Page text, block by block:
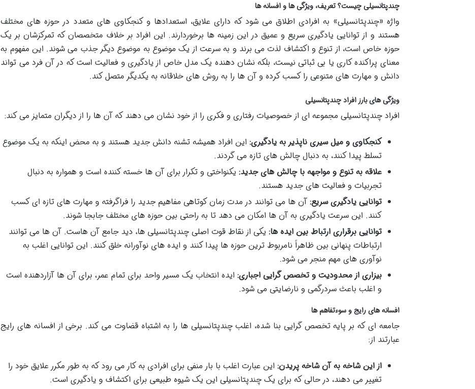
چندپتانسیلی چیست؟ تعریف، ویژگی ها و افسانه ها
واژه «چندپتانسیلی» به افرادی اطلاق می شود که دارای علایق، استعدادها و کنجکاوی های متعدد در حوزه های مختلف
هستند و از توانایی یادگیری سریع و عمیق در این زمینه ها برخوردارند. این افراد بر خلاف متخصصان که تمرکزشان بر یک
حوزه خاص است، از تنوع و اکتشاف لذت می برند و به سرعت از یک موضوع به موضوع دیگر جذب می شوند. این مفهوم به
معنای پراکنده کاری یا بی ثباتی نیست، بلکه نشان دهنده یک مدل خاص از یادگیری و فعالیت است که در آن فرد می تواند
دانش و مهارت های متنوعی را کسب کرده و آن ها را به روش های خلاقانه به یکدیگر متصل کند.
ویژگی های بارز افراد چندپتانسیلی
افراد چندپتانسیلی مجموعه ای از خصوصیات رفتاری و فکری را از خود نشان می دهند که آن ها را از دیگران متمایز می کند:
کنجکاوی و میل سیری ناپذیر به یادگیری: این افراد همیشه تشنه دانش جدید هستند و به محض اینکه به یک موضوع
تسلط پیدا کنند، به دنبال چالش های تازه می گردند.
علاقه به تنوع و مواجهه با چالش های جدید: یکنواختی و تکرار برای آن ها خسته کننده است و همواره به دنبال
تجربیات و فعالیت های جدید هستند.
توانایی یادگیری سریع: آن ها می توانند در مدت زمان کوتاهی مفاهیم جدید را فراگرفته و مهارت های تازه ای کسب
کنند. این سرعت یادگیری به آن ها امکان می دهد تا به راحتی بین حوزه های مختلف جابجا شوند.
توانایی برقراری ارتباط بین ایده ها: یکی از نقاط قوت اصلی چندپتانسیلی ها، دید جامع آن هاست. آن ها می توانند
ارتباطات پنهانی بین ظاهراً نامربوط ترین حوزه ها پیدا کنند و ایده های نوآورانه خلق کنند. این توانایی اغلب به
نوآوری های مهم منجر می شود.
بیزاری از محدودیت و تخصص گرایی اجباری: ایده انتخاب یک مسیر واحد برای تمام عمر، برای آن ها آزاردهنده است
و اغلب باعث سردرگمی و نارضایتی می شود.
افسانه های رایج و سوءتفاهم ها
جامعه ای که بر پایه تخصص گرایی بنا شده، اغلب چندپتانسیلی ها را به اشتباه قضاوت می کند. برخی از افسانه های رایج
عبارتند از:
از این شاخه به آن شاخه پریدن: این عبارت اغلب با بار منفی برای افرادی به کار می رود که به طور مکرر علایق خود را
تغییر می دهند، در حالی که برای یک چندپتانسیلی این یک شیوه طبیعی برای اکتشاف و یادگیری است.